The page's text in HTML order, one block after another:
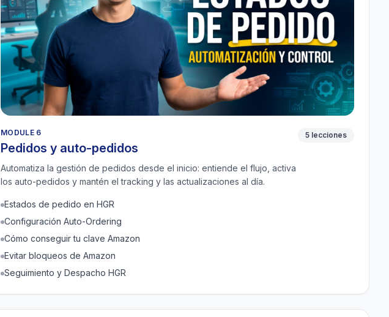
MODULE 6
Pedidos y auto-pedidos
Automatiza la gestión de pedidos desde el inicio: entiende el flujo, activa
los auto-pedidos y mantén el tracking y las actualizaciones al día.
5 lecciones
Estados de pedido en HGR
Configuración Auto-Ordering
Cómo conseguir tu clave Amazon
Evitar bloqueos de Amazon
Seguimiento y Despacho HGR